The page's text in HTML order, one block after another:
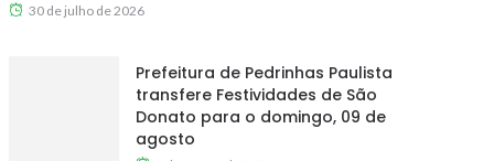
30 de julho de 2026
Prefeitura de Pedrinhas Paulista
transfere Festividades de São
Donato para o domingo, 09 de
agosto